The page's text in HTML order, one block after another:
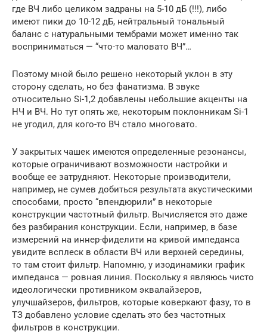
где ВЧ либо целиком задраны на 5-10 дБ (!!!), либо
имеют пики до 10-12 дБ, нейтральный тональный
баланс с натуральными тембрами может именно так
восприниматься — “что-то маловато ВЧ”…
Поэтому мной было решено некоторый уклон в эту
сторону сделать, но без фанатизма. В звуке
относительно Si-1,2 добавлены небольшие акценты на
НЧ и ВЧ. Но тут опять же, некоторым поклонникам Si-1
не угодил, для кого-то ВЧ стало многовато.
У закрытых чашек имеются определенные резонансы,
которые ограничивают возможности настройки и
вообще ее затрудняют. Некоторые производители,
например, не сумев добиться результата акустическими
способами, просто “впендюрили” в некоторые
конструкции частотный фильтр. Вычисляется это даже
без разбирания конструкции. Если, например, в базе
измерений на иннер-фиделити на кривой импеданса
увидите всплеск в области ВЧ или верхней середины,
то там стоит фильтр. Напомню, у изодинамики график
импеданса — ровная линия. Поскольку я являюсь чисто
идеологически противником эквалайзеров,
улучшайзеров, фильтров, которые коверкают фазу, то в
ТЗ добавлено условие сделать это без частотных
фильтров в конструкции.